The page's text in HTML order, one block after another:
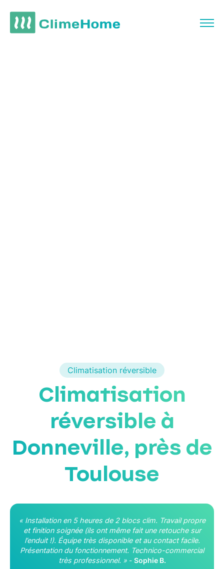
Climatisation réversible
Climatisation
réversible à
Donneville, près de
Toulouse
« Installation en 5 heures de 2 blocs clim. Travail propre
et finition soignée (ils ont même fait une retouche sur
l’enduit !). Équipe très disponible et au contact facile.
Présentation du fonctionnement. Technico-commercial
très professionnel. »- Sophie B.